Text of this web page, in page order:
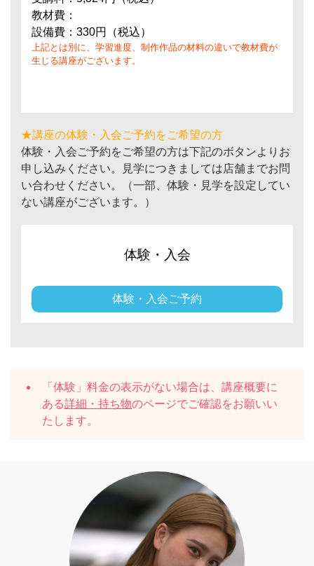
教材費：
設備費：330円（税込）
上記とは別に、学習進度、制作作品の材料の違いで教材費が
生じる講座がございます。
★講座の体験・入会ご予約をご希望の方
体験・入会ご予約をご希望の方は下記のボタンよりお
申し込みください。見学につきましては店舗までお問
い合わせください。（一部、体験・見学を設定してい
ない講座がございます。）
体験・入会
体験・入会ご予約
「体験」料金の表示がない場合は、講座概要に
ある詳細・持ち物のページでご確認をお願いい
たします。